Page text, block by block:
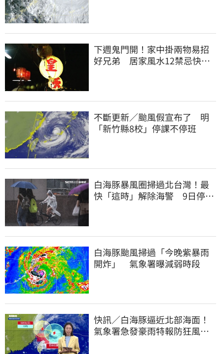
下週鬼門開！家中掛兩物易招
好兄弟 居家風水12禁忌快檢
不斷更新／颱風假宣布了 明
「新竹縣8校」停課不停班
白海豚暴風圈掃過北台灣！最
快「這時」解除海警 9日停班
白海豚颱風掃過「今晚紫暴雨
開炸」 氣象署曝減弱時段
快訊／白海豚逼近北部海面！
氣象署急發豪雨特報防狂風巨